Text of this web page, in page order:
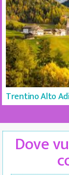
Trentino Alto
Dove